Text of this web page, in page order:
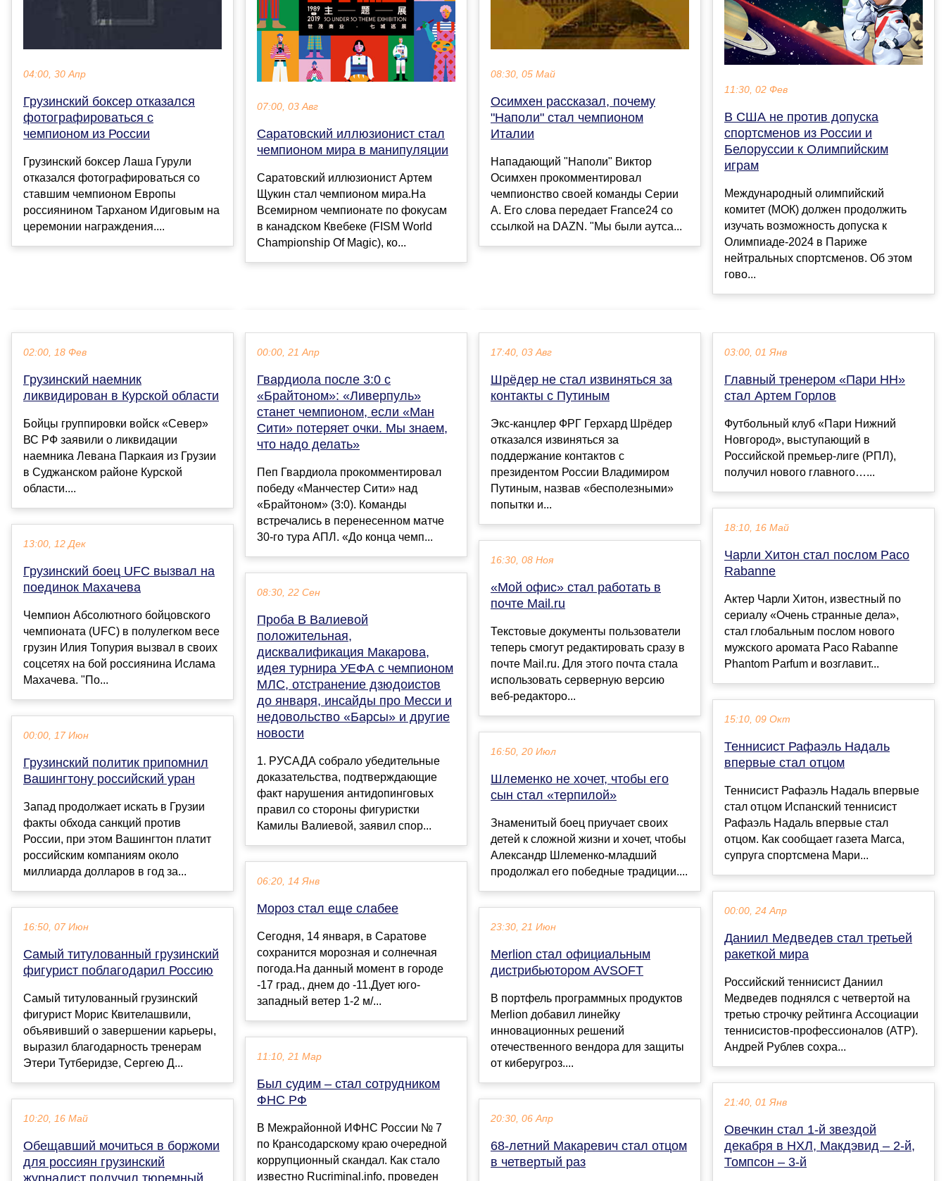
04:00, 30 Апр
Грузинский боксер отказался
фотографироваться с
чемпионом из России
Грузинский боксер Лаша Гурули
отказался фотографироваться со
ставшим чемпионом Европы
россиянином Тарханом Идиговым на
церемонии награждения....
07:00, 03 Авг
Саратовский иллюзионист стал
чемпионом мира в манипуляции
Саратовский иллюзионист Артем
Щукин стал чемпионом мира.На
Всемирном чемпионате по фокусам
в канадском Квебеке (FISM World
Championship Of Magic), ко...
08:30, 05 Май
Осимхен рассказал, почему
"Наполи" стал чемпионом
Италии
Нападающий "Наполи" Виктор
Осимхен прокомментировал
чемпионство своей команды Серии
А. Его слова передает France24 со
ссылкой на DAZN. "Мы были аутса...
11:30, 02 Фев
В США не против допуска
спортсменов из России и
Белоруссии к Олимпийским
играм
Международный олимпийский
комитет (МОК) должен продолжить
изучать возможность допуска к
Олимпиаде-2024 в Париже
нейтральных спортсменов. Об этом
гово...
02:00, 18 Фев
Грузинский наемник
ликвидирован в Курской области
Бойцы группировки войск «Север»
ВС РФ заявили о ликвидации
наемника Левана Паркаия из Грузии
в Суджанском районе Курской
области....
13:00, 12 Дек
Грузинский боец UFC вызвал на
поединок Махачева
Чемпион Абсолютного бойцовского
чемпионата (UFC) в полулегком весе
грузин Илия Топурия вызвал в своих
соцсетях на бой россиянина Ислама
Махачева. "По...
00:00, 17 Июн
Грузинский политик припомнил
Вашингтону российский уран
Запад продолжает искать в Грузии
факты обхода санкций против
России, при этом Вашингтон платит
российским компаниям около
миллиарда долларов в год за...
16:50, 07 Июн
Самый титулованный грузинский
фигурист поблагодарил Россию
Самый титулованный грузинский
фигурист Морис Квителашвили,
объявивший о завершении карьеры,
выразил благодарность тренерам
Этери Тутберидзе, Сергею Д...
10:20, 16 Май
Обещавший мочиться в боржоми
для россиян грузинский
00:00, 21 Апр
Гвардиола после 3:0 с
«Брайтоном»: «Ливерпуль»
станет чемпионом, если «Ман
Сити» потеряет очки. Мы знаем,
что надо делать»
Пеп Гвардиола прокомментировал
победу «Манчестер Сити» над
«Брайтоном» (3:0). Команды
встречались в перенесенном матче
30-го тура АПЛ. «До конца чемп...
08:30, 22 Сен
Проба B Валиевой
положительная,
дисквалификация Макарова,
идея турнира УЕФА с чемпионом
МЛС, отстранение дзюдоистов
до января, инсайды про Месси и
недовольство «Барсы» и другие
новости
1. РУСАДА собрало убедительные
доказательства, подтверждающие
факт нарушения антидопинговых
правил со стороны фигуристки
Камилы Валиевой, заявил спор...
06:20, 14 Янв
Мороз стал еще слабее
Сегодня, 14 января, в Саратове
сохранится морозная и солнечная
погода.На данный момент в городе
-17 град., днем до -11.Дует юго-
западный ветер 1-2 м/...
11:10, 21 Мар
Был судим – стал сотрудником
ФНС РФ
В Межрайонной ИФНС России № 7
по Крансодарскому краю очередной
коррупционный скандал. Как стало
известно Rucriminal.info, проведен
17:40, 03 Авг
Шрёдер не стал извиняться за
контакты с Путиным
Экс-канцлер ФРГ Герхард Шрёдер
отказался извиняться за
поддержание контактов с
президентом России Владимиром
Путиным, назвав «бесполезными»
попытки и...
16:30, 08 Ноя
«Мой офис» стал работать в
почте Mail.ru
Текстовые документы пользователи
теперь смогут редактировать сразу в
почте Mail.ru. Для этого почта стала
использовать серверную версию
веб-редакторо...
16:50, 20 Июл
Шлеменко не хочет, чтобы его
сын стал «терпилой»
Знаменитый боец приучает своих
детей к сложной жизни и хочет, чтобы
Александр Шлеменко-младший
продолжал его победные традиции....
23:30, 21 Июн
Merlion стал официальным
дистрибьютором AVSOFT
В портфель программных продуктов
Merlion добавил линейку
инновационных решений
отечественного вендора для защиты
от киберугроз....
20:30, 06 Апр
68-летний Макаревич стал отцом
в четвертый раз
03:00, 01 Янв
Главный тренером «Пари НН»
стал Артем Горлов
Футбольный клуб «Пари Нижний
Новгород», выступающий в
Российской премьер-лиге (РПЛ),
получил нового главного…...
18:10, 16 Май
Чарли Хитон стал послом Paco
Rabanne
Актер Чарли Хитон, известный по
сериалу «Очень странные дела»,
стал глобальным послом нового
мужского аромата Paco Rabanne
Phantom Parfum и возглавит...
15:10, 09 Окт
Теннисист Рафаэль Надаль
впервые стал отцом
Теннисист Рафаэль Надаль впервые
стал отцом Испанский теннисист
Рафаэль Надаль впервые стал
отцом. Как сообщает газета Marca,
супруга спортсмена Мари...
00:00, 24 Апр
Даниил Медведев стал третьей
ракеткой мира
Российский теннисист Даниил
Медведев поднялся с четвертой на
третью строчку рейтинга Ассоциации
теннисистов-профессионалов (ATP).
Андрей Рублев сохра...
21:40, 01 Янв
Овечкин стал 1-й звездой
декабря в НХЛ, Макдэвид – 2-й,
Томпсон – 3-й